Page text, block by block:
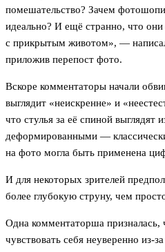
помешательство? Зачем
идеально? И ещё странно, что
с прикрытым животом», —
приложив перепост фото.
Вскоре комментаторы начали
выглядит «неискренне» и
что стулья за её спиной выглядят
деформированными —
на фото могла быть применена
И для некоторых зрителей
более глубокую струну, чем
Одна комментаторша призналась,
чувствовать себя неуверенно из-